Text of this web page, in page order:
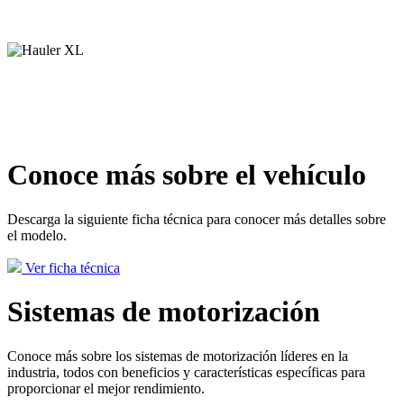
Conoce más sobre el vehículo
Descarga la siguiente ficha técnica para conocer más detalles sobre
el modelo.
Ver ficha técnica
Sistemas de motorización
Conoce más sobre los sistemas de motorización líderes en la
industria, todos con beneficios y características específicas para
proporcionar el mejor rendimiento.